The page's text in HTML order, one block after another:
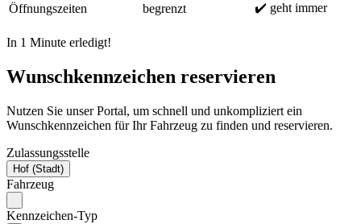
Öffnungszeiten begrenzt ✔️ geht immer
In 1 Minute erledigt!
Wunschkennzeichen reservieren
Nutzen Sie unser Portal, um schnell und unkompliziert ein
Wunschkennzeichen für Ihr Fahrzeug zu finden und reservieren.
Zulassungsstelle
Hof (Stadt)
Fahrzeug
Kennzeichen-Typ